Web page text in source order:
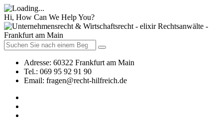
Hi, How Can We Help You?
Adresse: 60322 Frankfurt am Main
Tel.: 069 95 92 91 90
Email: fragen@recht-hilfreich.de